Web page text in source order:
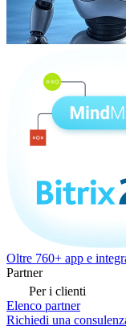
Oltre 760+ app e
Partner
Per i clienti
Elenco partner
Richiedi una